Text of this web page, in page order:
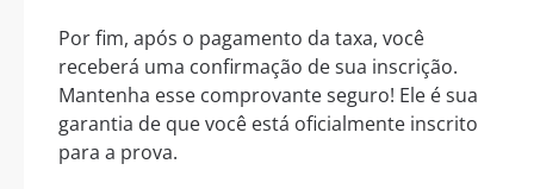
Por fim, após o pagamento da taxa, você
receberá uma confirmação de sua inscrição.
Mantenha esse comprovante seguro! Ele é sua
garantia de que você está oficialmente inscrito
para a prova.